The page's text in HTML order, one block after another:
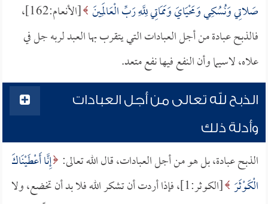
صَلاتِي وَنُسُكِي وَمَحْيَايَ وَمَمَاتِي لِلَّهِ رَبِّ الْعَالَمِينَ
[الأنعام:162]،
فالذبح عبادة من أجل العبادات التي يتقرب بها العبد لربه جل في
علاه، لاسيما وأن النفع فيها نفع متعد.
الذبح لله تعالى من أجل العبادات
وأدلة ذلك
الذبح عبادة، بل هو من أجل العبادات، قال الله تعالى: إِنَّا أَعْطَيْنَاكَ
الْكَوْثَرَ
[الكوثر:1]، فإذا أردت أن تشكر الله فلا بد أن تخضع، ولا